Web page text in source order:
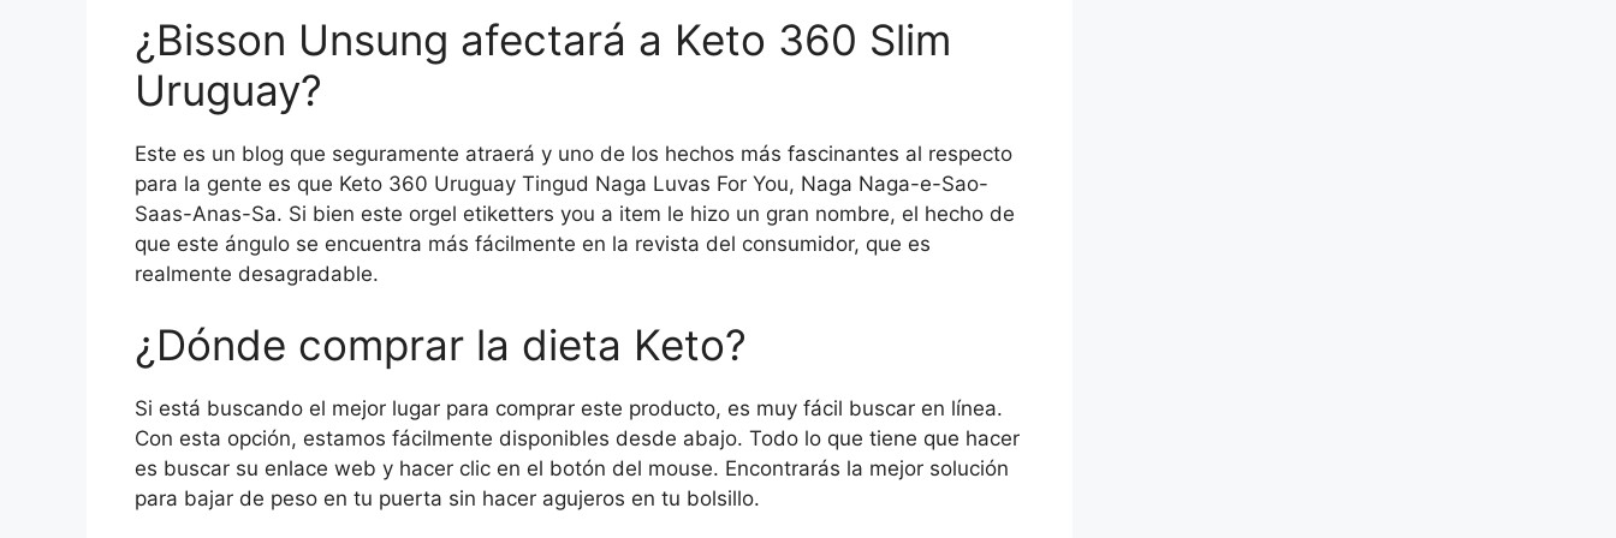
¿Bisson Unsung afectará a Keto 360 Slim
Uruguay?
Este es un blog que seguramente atraerá y uno de los hechos más fascinantes al respecto
para la gente es que Keto 360 Uruguay Tingud Naga Luvas For You, Naga Naga-e-Sao-
Saas-Anas-Sa. Si bien este orgel etiketters you a item le hizo un gran nombre, el hecho de
que este ángulo se encuentra más fácilmente en la revista del consumidor, que es
realmente desagradable.
¿Dónde comprar la dieta Keto?
Si está buscando el mejor lugar para comprar este producto, es muy fácil buscar en línea.
Con esta opción, estamos fácilmente disponibles desde abajo. Todo lo que tiene que hacer
es buscar su enlace web y hacer clic en el botón del mouse. Encontrarás la mejor solución
para bajar de peso en tu puerta sin hacer agujeros en tu bolsillo.